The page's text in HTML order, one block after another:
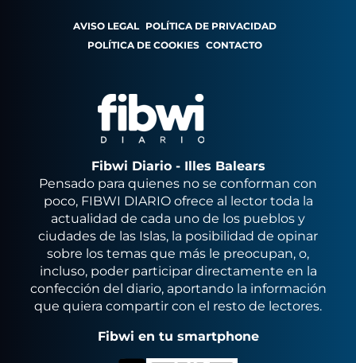
AVISO LEGAL POLÍTICA DE PRIVACIDAD
POLÍTICA DE COOKIES CONTACTO
Fibwi Diario - Illes Balears
Pensado para quienes no se conforman con
poco, FIBWI DIARIO ofrece al lector toda la
actualidad de cada uno de los pueblos y
ciudades de las Islas, la posibilidad de opinar
sobre los temas que más le preocupan, o,
incluso, poder participar directamente en la
confección del diario, aportando la información
que quiera compartir con el resto de lectores.
Fibwi en tu smartphone